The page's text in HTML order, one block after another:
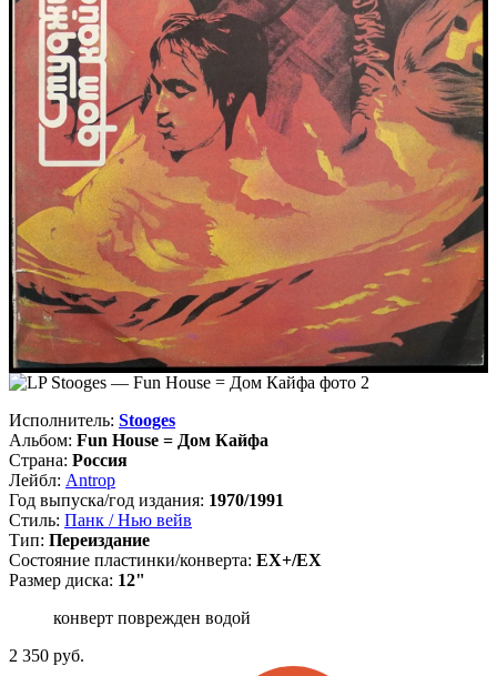
Исполнитель: Stooges
Альбом: Fun House = Дом Кайфа
Страна: Россия
Лейбл: Antrop
Год выпуска/год издания: 1970/1991
Стиль: Панк / Нью вейв
Тип: Переиздание
Состояние пластинки/конверта: EX+/EX
Размер диска: 12"
конверт поврежден водой
2 350 руб.